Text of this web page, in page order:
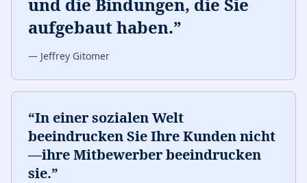
aufgebaut haben.”
— Jeffrey Gitomer
“In einer sozialen Welt
beeindrucken Sie Ihre Kunden nicht
—ihre Mitbewerber beeindrucken
sie.”